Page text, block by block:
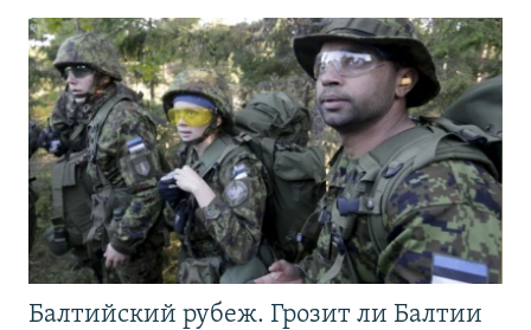
Балтийский рубеж. Грозит ли Балтии